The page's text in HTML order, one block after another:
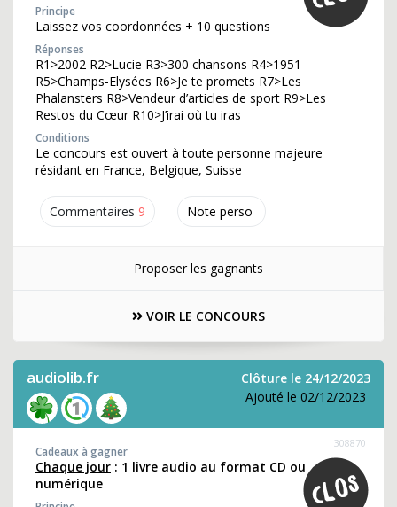
Commentaires 9 Note perso
Principe
Laissez vos coordonnées + 10 questions
Réponses
R1>2002 R2>Lucie R3>300 chansons R4>1951
R5>Champs-Elysées R6>Je te promets R7>Les
Phalansters R8>Vendeur d’articles de sport R9>Les
Restos du Cœur R10>J’irai où tu iras
Conditions
Le concours est ouvert à toute personne majeure
résidant en France, Belgique, Suisse
Proposer les gagnants
VOIR LE CONCOURS
audiolib.fr
Clôture le 24/12/2023
Ajouté le 02/12/2023
308870
Cadeaux à gagner
Chaque jour : 1 livre audio au format CD ou
numérique